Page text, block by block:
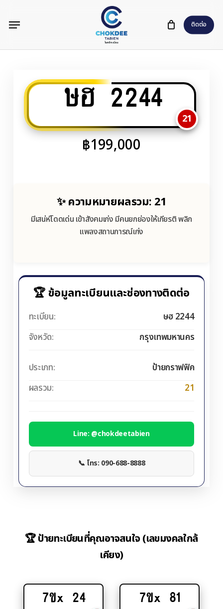
content
ติดต่อ
Menu
ษฮ 2244
21
฿199,000
✨ ความหมายผลรวม: 21
มีเสน่ห์โดดเด่น เข้าสังคมเก่ง มีคนยกย่องให้เกียรติ พลิก
แพลงสถานการณ์เก่ง
🏆 ข้อมูลทะเบียนและช่องทางติดต่อ
ทะเบียน:
ษฮ 2244
จังหวัด:
กรุงเทพมหานคร
ประเภท:
ป้ายกราฟฟิค
ผลรวม:
21
Line: @chokdeetabien
📞 โทร: 090-688-8888
🏆 ป้ายทะเบียนที่คุณอาจสนใจ (เลขมงคลใกล้
เคียง)
Add
7ขx 24
Add
7ขx 81